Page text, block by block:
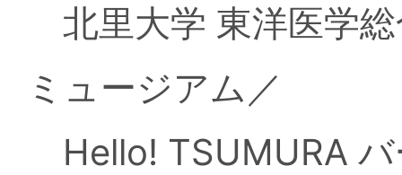
北里大学 東洋医学
ミュージアム／
Hello! TSUMURA バ